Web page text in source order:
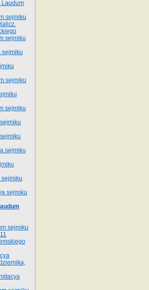
Laudum
sejmiku
sejmiku
sejmiku
sejmiku
sejmiku
sejmiku
sejmiku
sejmiku